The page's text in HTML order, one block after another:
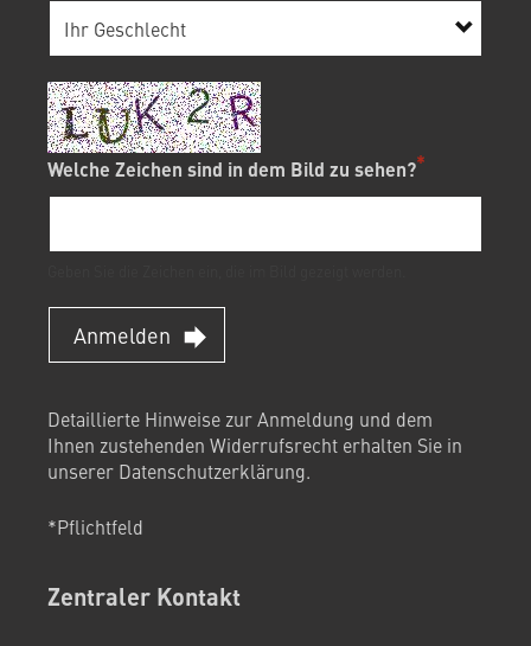
Welche Zeichen sind in dem Bild zu sehen?
Anmelden
Detaillierte Hinweise zur Anmeldung und dem
Ihnen zustehenden Widerrufsrecht erhalten Sie in
unserer Datenschutzerklärung.
*Pflichtfeld
Zentraler Kontakt